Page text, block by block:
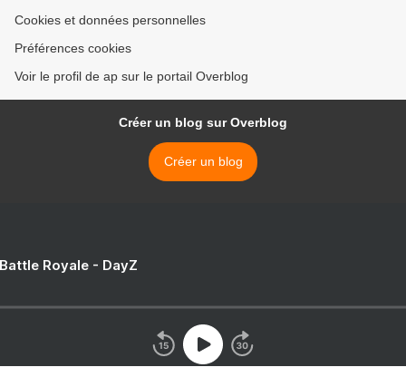
Cookies et données personnelles
Préférences cookies
Voir le profil de ap sur le portail Overblog
Créer un blog sur Overblog
Créer un blog
Royale - DayZ